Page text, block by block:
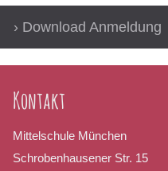
Download Anmeldung
Kontakt
Mittelschule München
Schrobenhausener Str. 15